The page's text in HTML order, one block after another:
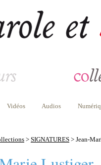
Vidéos Audios
> SIGNATURES > Jean-